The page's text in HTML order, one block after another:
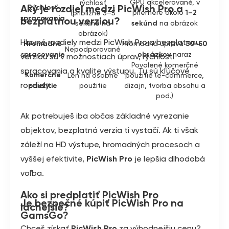
Aký je rozdiel medzi PicWish Pro a
bezplatnou verziou?
Hlavné rozdiely medzi PicWish Pro a bezplatnou
verziou sú v možnostiach úprav, rýchlosti
spracovania a kvalite výstupu. Tu sú kľúčové
rozdiely:
Rýchlosť
spracovania
rýchlosť
(približne 3–5
sekúnd na
obrázok)
GPU akcelerované, v
priemere okolo1–2
sekúnd na obrázok
Hromadné
spracovanie
Nepodporované
Hromadná úprava30–50
obrázkovnaraz
Komerčné
použitie
Len na osobné
použitie
Povolené komerčné
použitie (e-commerce,
dizajn, tvorba obsahu a
pod.)
Ak potrebuješ iba občas základné vyrezanie
objektov, bezplatná verzia ti vystačí. Ak ti však
záleží na HD výstupe, hromadných procesoch a
vyššej efektivite, PicWish Pro je lepšia dlhodobá
voľba.
Ako si predplatiť PicWish Pro
lacnejšie?
Je bezpečné kúpiť PicWish Pro na
GamsGo?